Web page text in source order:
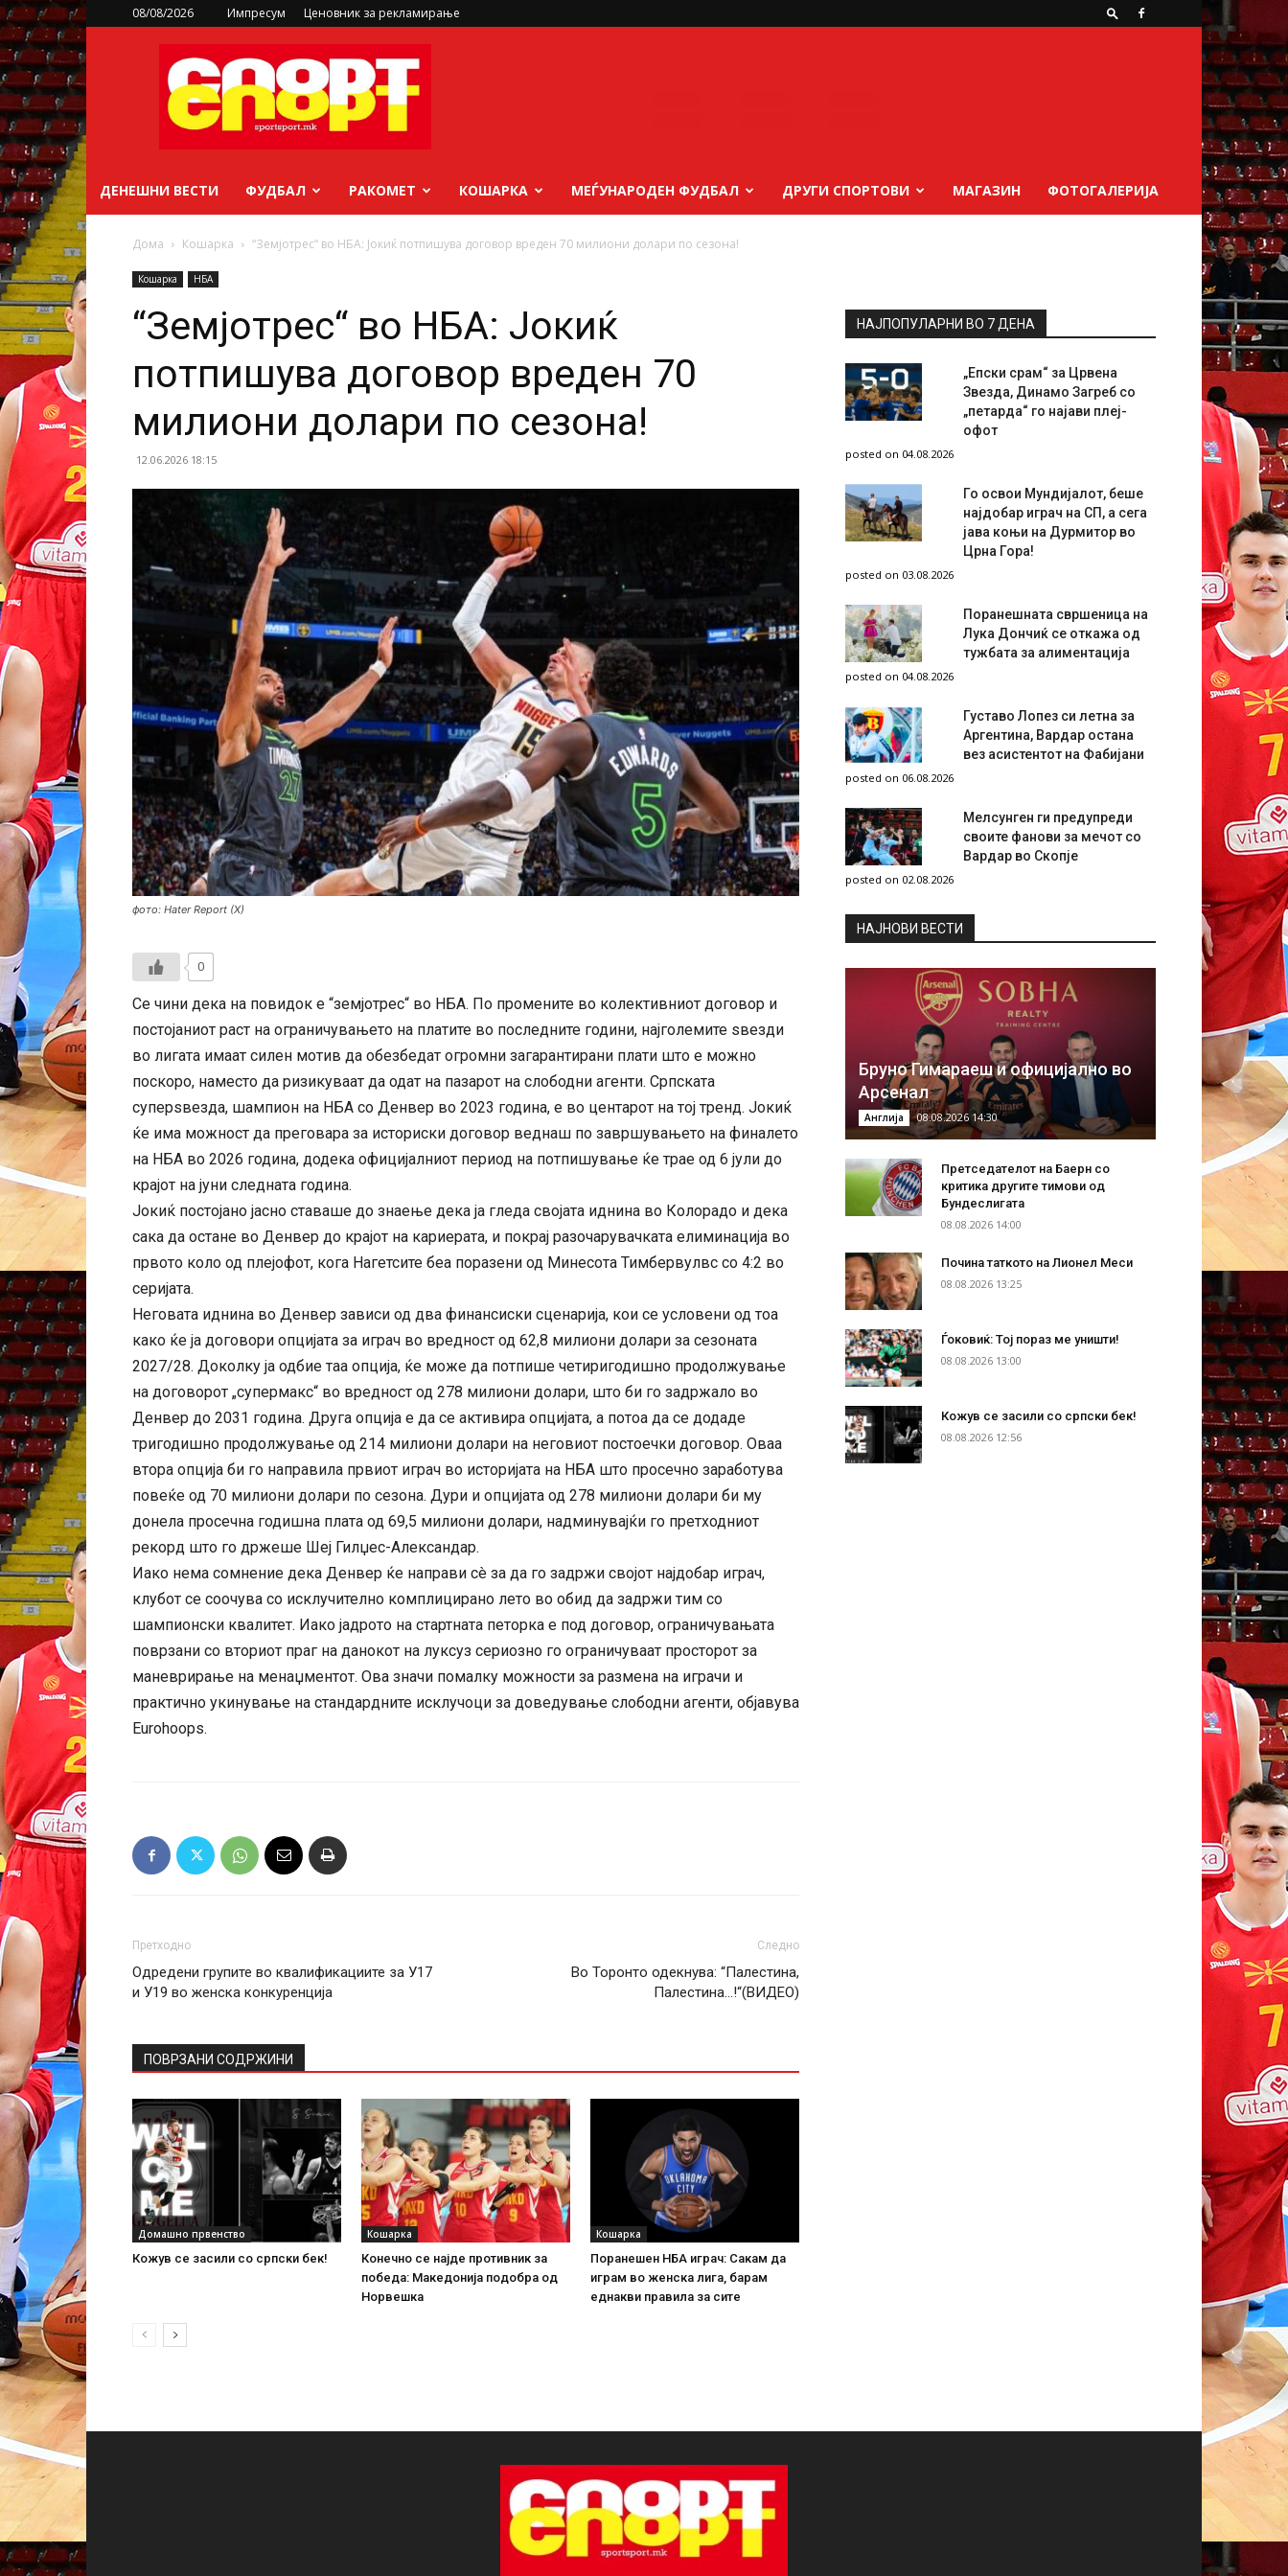
08/08/2026 Импресум Ценовник за рекламирање
sportsport.mk
ДЕНЕШНИ ВЕСТИ ФУДБАЛ РАКОМЕТ КОШАРКА МЕЃУНАРОДЕН ФУДБАЛ ДРУГИ СПОРТОВИ МАГАЗИН ФОТОГАЛЕРИЈА
Дома Кошарка “Земјотрес“ во НБА: Јокиќ потпишува договор вреден 70 милиони долари по сезона!
Кошарка НБА
“Земјотрес“ во НБА: Јокиќ
потпишува договор вреден 70
милиони долари по сезона!
12.06.2026 18:15
фото: Hater Report (X)
0
Се чини дека на повидок е “земјотрес“ во НБА. По промените во колективниот договор и
постојаниот раст на ограничувањето на платите во последните години, најголемите ѕвезди
во лигата имаат силен мотив да обезбедат огромни загарантирани плати што е можно
поскоро, наместо да ризикуваат да одат на пазарот на слободни агенти. Српската
суперѕвезда, шампион на НБА со Денвер во 2023 година, е во центарот на тој тренд. Јокиќ
ќе има можност да преговара за историски договор веднаш по завршувањето на финалето
на НБА во 2026 година, додека официјалниот период на потпишување ќе трае од 6 јули до
крајот на јуни следната година.
Јокиќ постојано јасно ставаше до знаење дека ја гледа својата иднина во Колорадо и дека
сака да остане во Денвер до крајот на кариерата, и покрај разочарувачката елиминација во
првото коло од плејофот, кога Нагетсите беа поразени од Минесота Тимбервулвс со 4:2 во
серијата.
Неговата иднина во Денвер зависи од два финансиски сценарија, кои се условени од тоа
како ќе ја договори опцијата за играч во вредност од 62,8 милиони долари за сезоната
2027/28. Доколку ја одбие таа опција, ќе може да потпише четиригодишно продолжување
на договорот „супермакс“ во вредност од 278 милиони долари, што би го задржало во
Денвер до 2031 година. Друга опција е да се активира опцијата, а потоа да се додаде
тригодишно продолжување од 214 милиони долари на неговиот постоечки договор. Оваа
втора опција би го направила првиот играч во историјата на НБА што просечно заработува
повеќе од 70 милиони долари по сезона. Дури и опцијата од 278 милиони долари би му
донела просечна годишна плата од 69,5 милиони долари, надминувајќи го претходниот
рекорд што го држеше Шеј Гилџес-Александар.
Иако нема сомнение дека Денвер ќе направи сè за да го задржи својот најдобар играч,
клубот се соочува со исклучително комплицирано лето во обид да задржи тим со
шампионски квалитет. Иако јадрото на стартната петорка е под договор, ограничувањата
поврзани со вториот праг на данокот на луксуз сериозно го ограничуваат просторот за
маневрирање на менаџментот. Ова значи помалку можности за размена на играчи и
практично укинување на стандардните исклучоци за доведување слободни агенти, објавува
Eurohoops.
Претходно
Одредени групите во квалификациите за У17
и У19 во женска конкуренција
Следно
Во Торонто одекнува: “Палестина,
Палестина…!“(ВИДЕО)
ПОВРЗАНИ СОДРЖИНИ
Домашно првенство
Кожув се засили со српски бек!
Кошарка
Конечно се најде противник за
победа: Македонија подобра од
Норвешка
Кошарка
Поранешен НБА играч: Сакам да
играм во женска лига, барам
еднакви правила за сите
НАЈПОПУЛАРНИ ВО 7 ДЕНА
„Епски срам“ за Црвена
Звезда, Динамо Загреб со
„петарда“ го најави плеј-
офот
posted on 04.08.2026
Го освои Мундијалот, беше
најдобар играч на СП, а сега
јава коњи на Дурмитор во
Црна Гора!
posted on 03.08.2026
Поранешната свршеница на
Лука Дончиќ се откажа од
тужбата за алиментација
posted on 04.08.2026
Густаво Лопез си летна за
Аргентина, Вардар остана
вез асистентот на Фабијани
posted on 06.08.2026
Мелсунген ги предупреди
своите фанови за мечот со
Вардар во Скопје
posted on 02.08.2026
НAЈНОВИ ВЕСТИ
Бруно Гимараеш и официјално во
Арсенал
Англија 08.08.2026 14:30
Претседателот на Баерн со
критика другите тимови од
Бундеслигата
08.08.2026 14:00
Почина таткото на Лионел Меси
08.08.2026 13:25
Ѓоковиќ: Тој пораз ме уништи!
08.08.2026 13:00
Кожув се засили со српски бек!
08.08.2026 12:56